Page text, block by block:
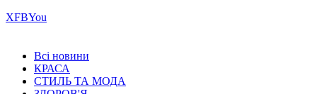
ХFBYou
Всі новини
КРАСА
СТИЛЬ ТА МОДА